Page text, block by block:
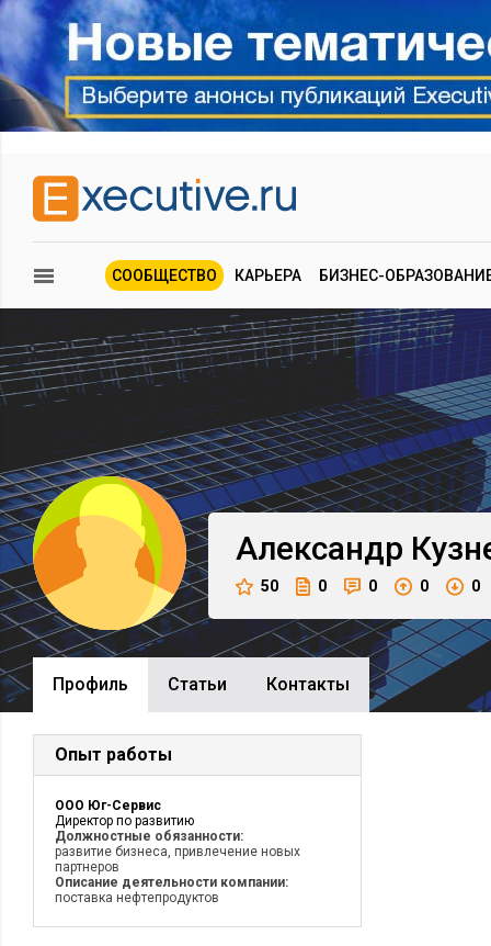
СООБЩЕСТВО КАРЬЕРА БИЗНЕС-
Александр
50 0 0 0 0
Профиль Cтатьи Контакты
Опыт работы
ООО Юг-Сервис
Директор по развитию
Должностные обязанности:
развитие бизнеса, привлечение новых
партнеров
Описание деятельности компании:
поставка нефтепродуктов